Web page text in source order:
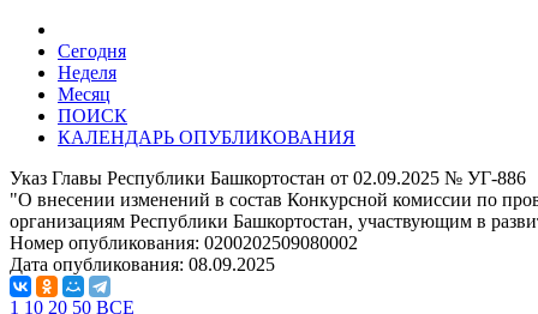
Сегодня
Неделя
Месяц
ПОИСК
КАЛЕНДАРЬ ОПУБЛИКОВАНИЯ
Указ Главы Республики Башкортостан от 02.09.2025 № УГ-886
"О внесении изменений в состав Конкурсной комиссии по
организациям Республики Башкортостан, участвующим в
Номер опубликования: 0200202509080002
Дата опубликования: 08.09.2025
1 10 20 50 ВСЕ